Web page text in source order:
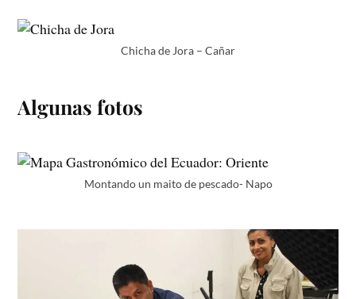
Chicha de Jora – Cañar
Algunas fotos
Montando un maito de pescado- Napo